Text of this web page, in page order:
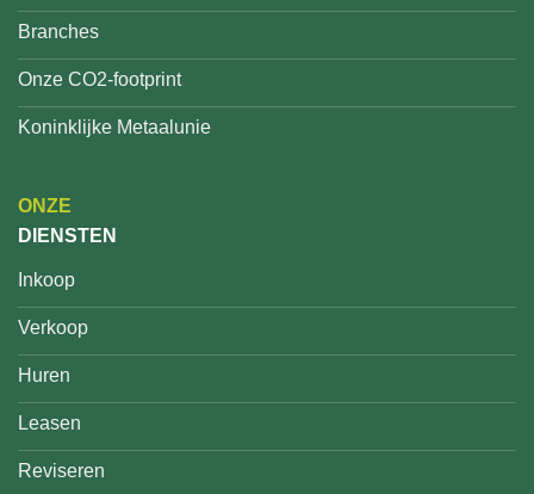
Branches
Onze CO2-footprint
Koninklijke Metaalunie
ONZE
DIENSTEN
Inkoop
Verkoop
Huren
Leasen
Reviseren